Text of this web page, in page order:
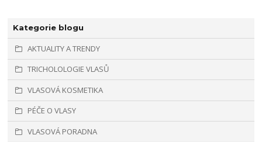
Kategorie blogu
AKTUALITY A TRENDY
TRICHOLOLOGIE VLASŮ
VLASOVÁ KOSMETIKA
PÉČE O VLASY
VLASOVÁ PORADNA